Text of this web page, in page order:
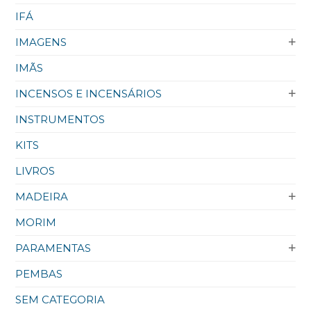
IFÁ
IMAGENS
IMÃS
INCENSOS E INCENSÁRIOS
INSTRUMENTOS
KITS
LIVROS
MADEIRA
MORIM
PARAMENTAS
PEMBAS
SEM CATEGORIA